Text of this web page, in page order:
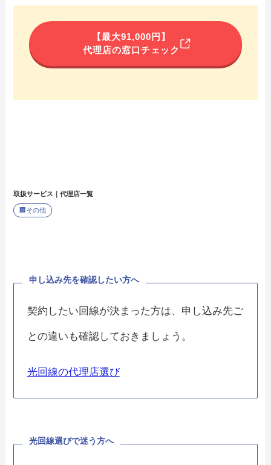
【最大91,000円】
代理店の窓口チェック
取扱サービス｜代理店一覧
🏢 その他
申し込み先を確認したい方へ
契約したい回線が決まった方は、申し込み先ご
との違いも確認しておきましょう。
光回線の代理店選び
光回線選びで迷う方へ